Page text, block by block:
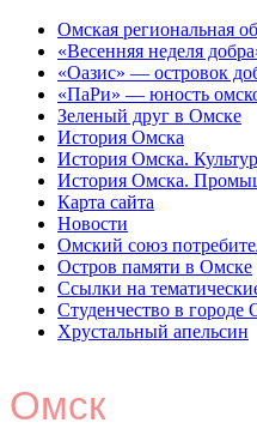
Омская региональная
«Весенняя неделя
«Оазис» — островок
«ПаРи» — юность
Зеленый друг в Омске
История Омска
История Омска.
История Омска.
Карта сайта
Новости
Омский союз
Остров памяти в Омске
Ссылки на
Студенчество в городе
Хрустальный апельсин
Омск